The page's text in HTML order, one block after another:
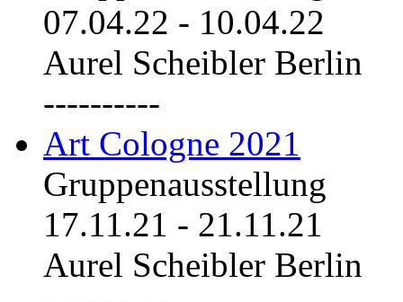
07.04.22 - 10.04.22
Aurel Scheibler Berlin
----------
Art Cologne 2021
Gruppenausstellung
17.11.21 - 21.11.21
Aurel Scheibler Berlin